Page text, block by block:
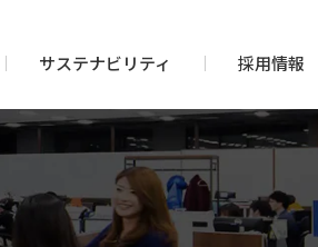
サステナビリティ 採用情報